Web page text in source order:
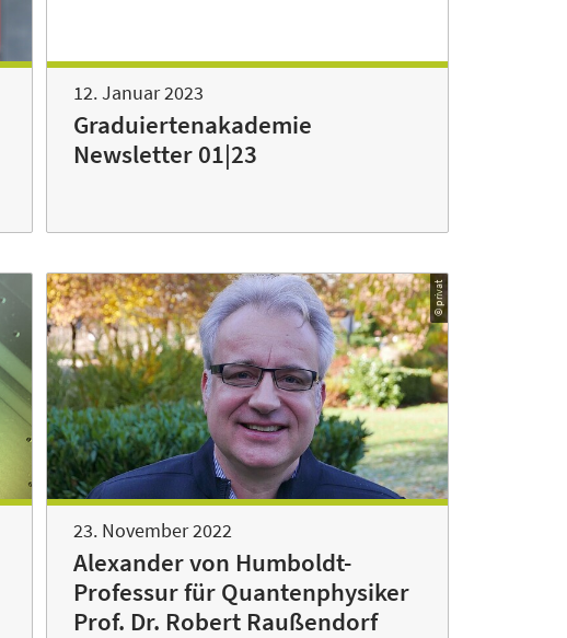
12. Januar 2023
Graduiertenakademie
Newsletter 01|23
© privat
23. November 2022
Alexander von Humboldt-
Professur für Quantenphysiker
Prof. Dr. Robert Raußendorf